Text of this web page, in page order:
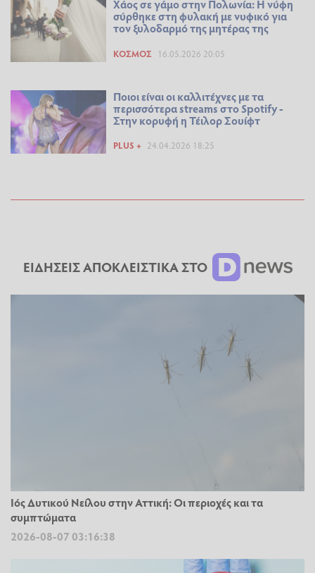
Χάος σε γάμο στην Πολωνία: Η νύφη
σύρθηκε στη φυλακή με νυφικό για
τον ξυλοδαρμό της μητέρας της
ΚΌΣΜΟΣ 16.05.2026 20:05
Ποιοι είναι οι καλλιτέχνες με τα
περισσότερα streams στο Spotify -
Στην κορυφή η Τέιλορ Σουίφτ
PLUS + 24.04.2026 18:25
ΕΙΔΗΣΕΙΣ ΑΠΟΚΛΕΙΣΤΙΚΑ ΣΤΟ
Ιός Δυτικού Νείλου στην Αττική: Οι περιοχές και τα
συμπτώματα
2026-08-07 03:16:38